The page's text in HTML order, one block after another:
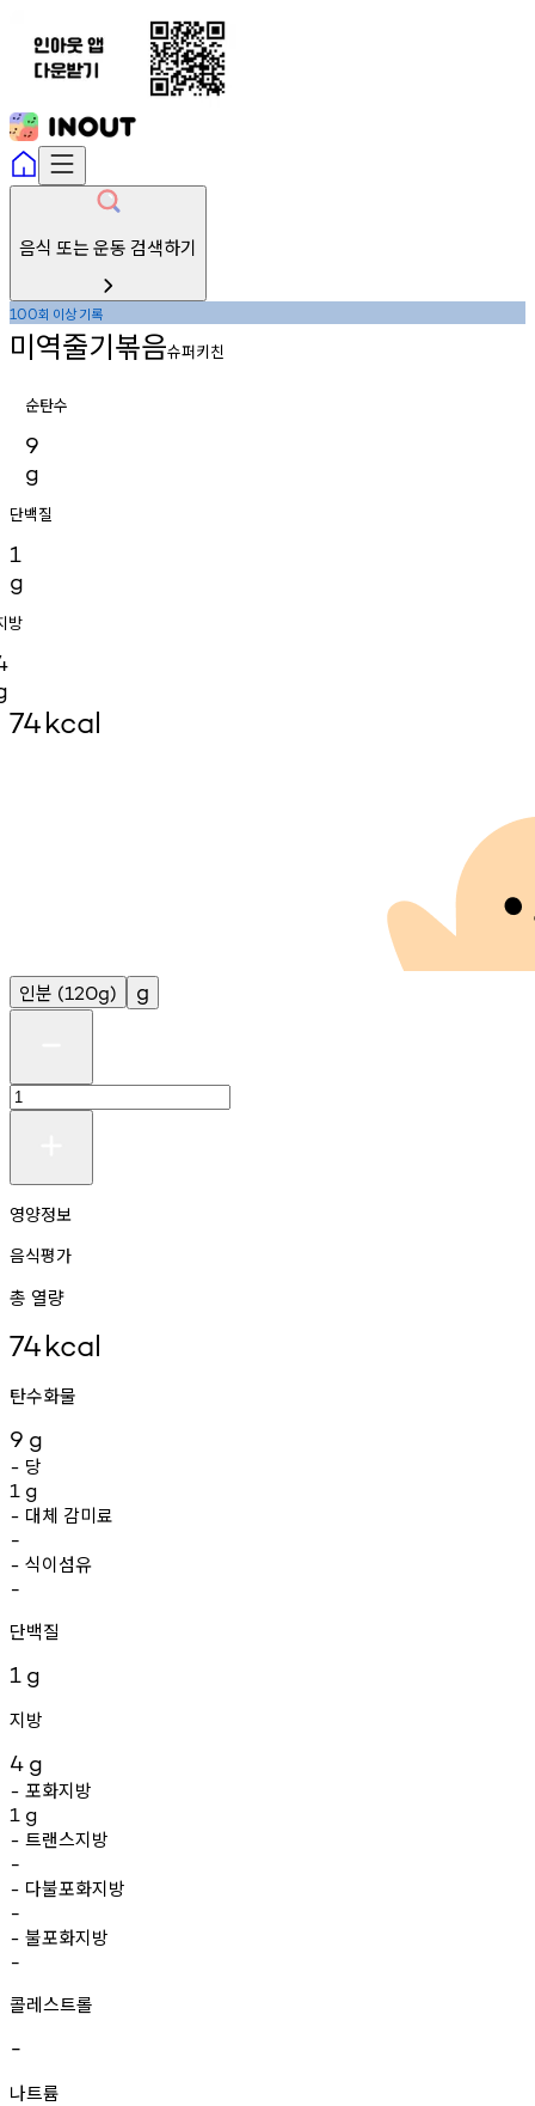
음식 또는 운동 검색하기
100회 이상기록
미역줄기볶음슈퍼키친
순탄수
9
g
단백질
1
g
방
74kcal
인분 (120g) g
영양정보
음식평가
총 열량
74kcal
탄수화물
9 g
- 당
1 g
- 대체 감미료
-
- 식이섬유
-
단백질
1 g
지방
4 g
- 포화지방
1 g
- 트랜스지방
-
- 다불포화지방
-
- 불포화지방
-
콜레스트롤
-
나트륨